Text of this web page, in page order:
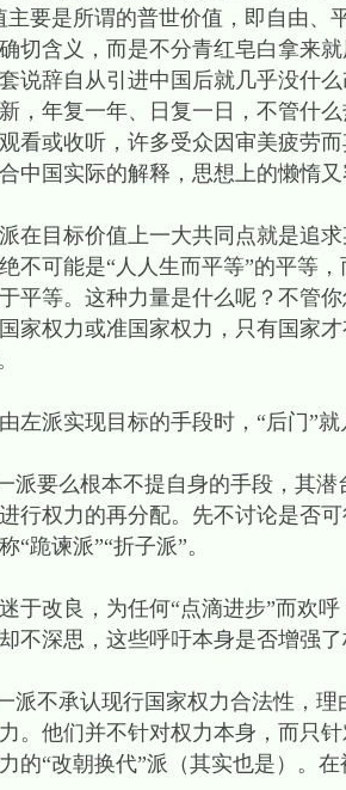
主要是所谓的普世价值，即自由
切含义，而是不分青红皂白拿来
说辞自从引进中国后就几乎没什
，年复一年、日复一日，不管什
看或收听，许多受众因审美疲劳
中国实际的解释，思想上的懒惰
目标价值上一大共同点就是追求
不可能是“人人生而平等”的平等
平等。这种力量是什么呢？不管
家权力或准国家权力，只有国家
派实现目标的手段时，“后门”就
要么根本不提自身的手段，其潜
行权力的再分配。先不讨论是否
“跪谏派”“折子派”。
改良，为任何“点滴进步”而欢呼
不深思，这些呼吁本身是否增强
不承认现行国家权力合法性，理
。他们并不针对权力本身，而只
的“改朝换代”派（其实也是）。